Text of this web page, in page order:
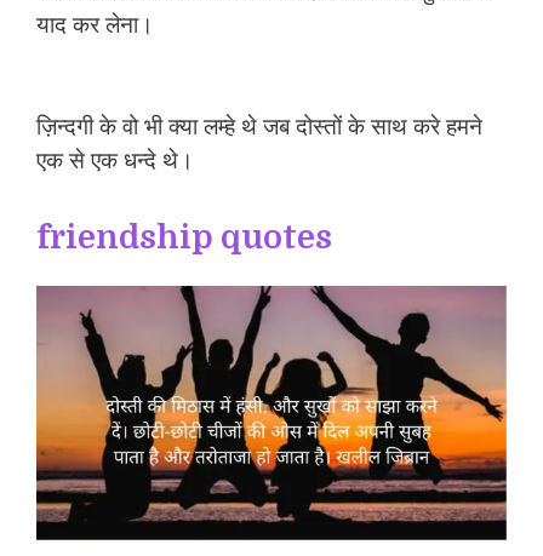
याद कर लेना।
ज़िन्दगी के वो भी क्या लम्हे थे जब दोस्तों के साथ करे हमने
एक से एक धन्दे थे।
friendship quotes